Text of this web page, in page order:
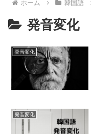
ホーム 韓国語
発音変化
発音変化
発音変化